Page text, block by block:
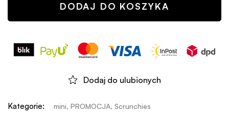
DODAJ DO KOSZYKA
Dodaj do ulubionych
Kategorie: mini, PROMOCJA, Scrunchies